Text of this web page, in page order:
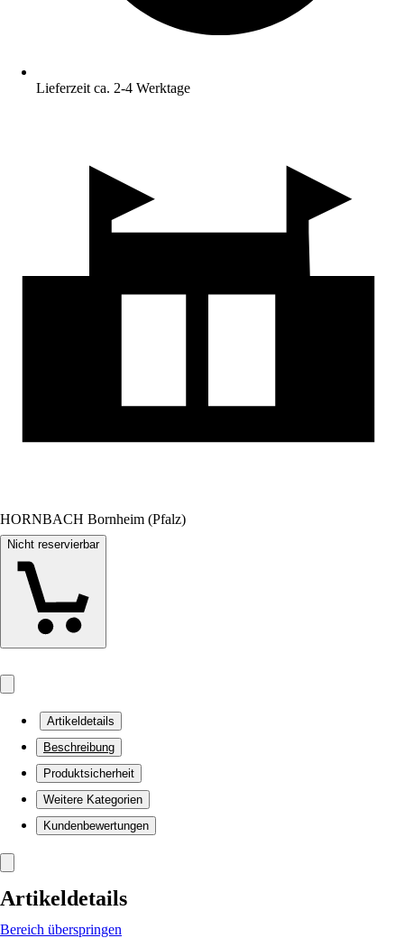
Lieferzeit ca. 2-4 Werktage
HORNBACH Bornheim (Pfalz)
Nicht reservierbar
Artikeldetails
Beschreibung
Produktsicherheit
Weitere Kategorien
Kundenbewertungen
Artikeldetails
Bereich überspringen